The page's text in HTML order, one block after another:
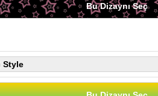
Bu Dizaynı Seç
Style